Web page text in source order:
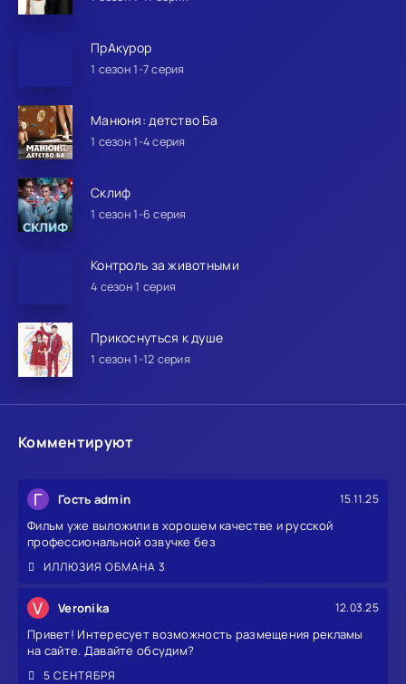
ПрАкурор
1 сезон 1-7 серия
Манюня: детство Ба
1 сезон 1-4 серия
Склиф
1 сезон 1-6 серия
Контроль за животными
4 сезон 1 серия
Прикоснуться к душе
1 сезон 1-12 серия
Комментируют
Г Гость admin 15.11.25
Фильм уже выложили в хорошем качестве и русской
профессиональной озвучке без
ИЛЛЮЗИЯ ОБМАНА 3
V Veronika 12.03.25
Привет! Интересует возможность размещения рекламы
на сайте. Давайте обсудим?
5 СЕНТЯБРЯ